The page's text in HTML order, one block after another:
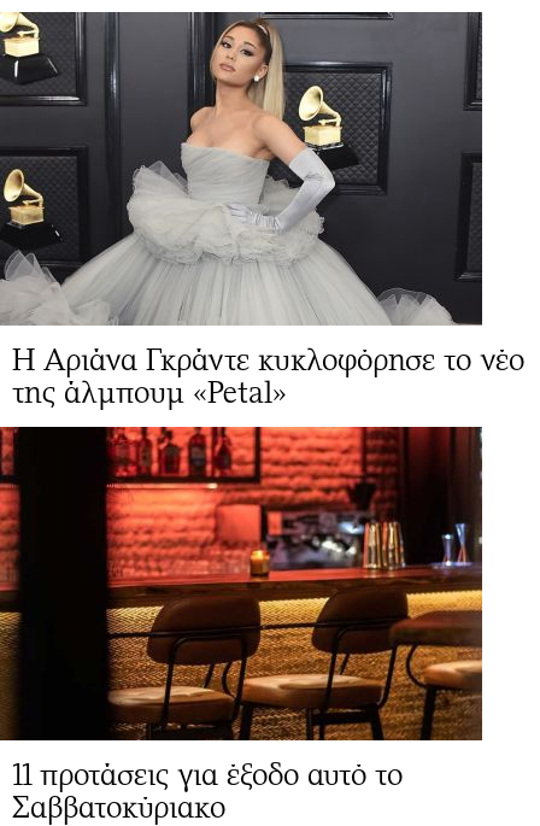
Η Αριάνα Γκράντε κυκλοφόρησε το νέο
της άλμπουμ «Petal»
11 προτάσεις για έξοδο αυτό το
Σαββατοκύριακο